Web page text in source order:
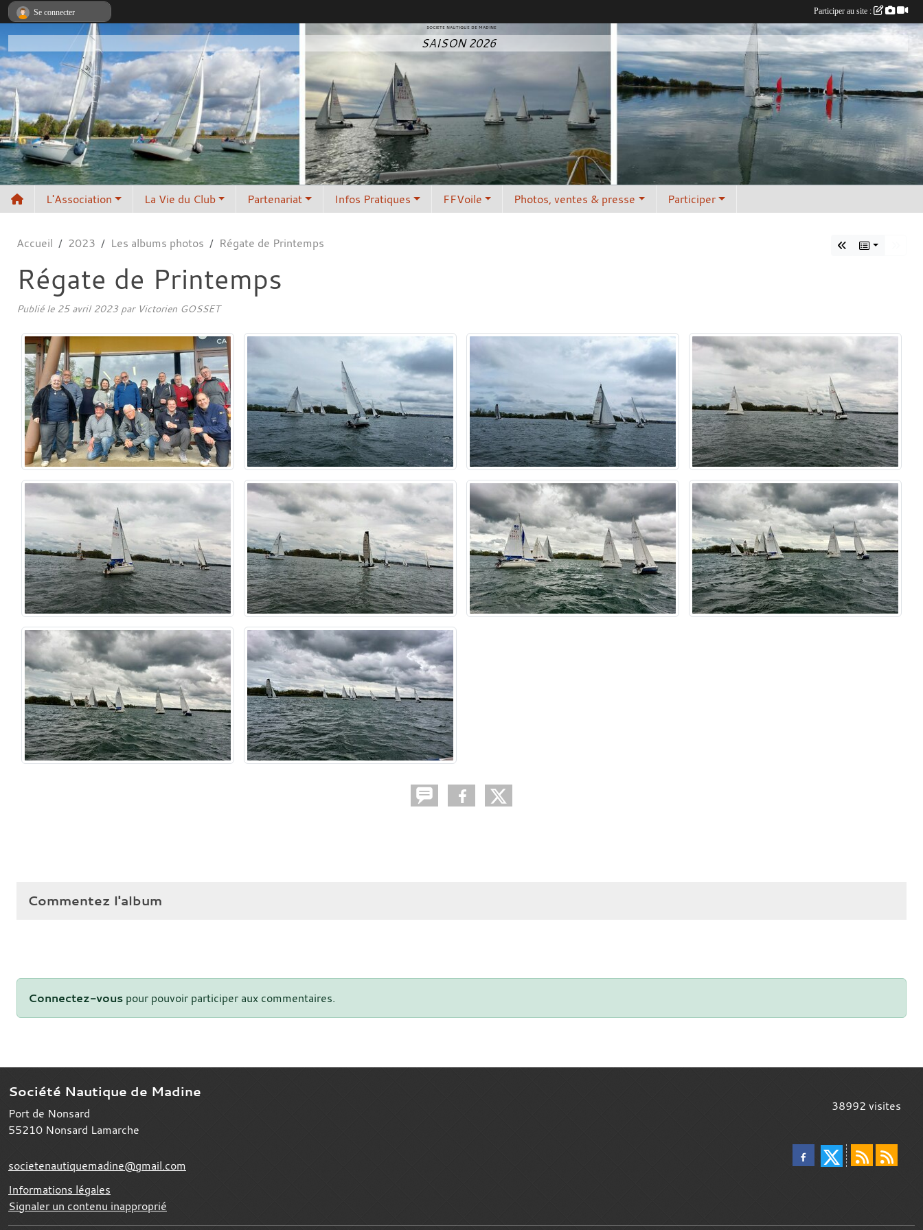
SOCIETE NAUTIQUE DE MADINE
SAISON 2026
L'Association La Vie du Club Partenariat Infos Pratiques FFVoile Photos, ventes & presse Participer
Accueil 2023 Les albums photos Régate de Printemps
Régate de Printemps
Publié le 25 avril 2023par Victorien GOSSET
Commentez l'album
Connectez-vous pour pouvoir participer aux commentaires.
Société Nautique de Madine
Port de Nonsard
55210 Nonsard Lamarche
societenautiquemadine@gmail.com
Informations légales
Signaler un contenu inapproprié
38992 visites
Se connecter Participer au site :
Panneau de gestion des cookies